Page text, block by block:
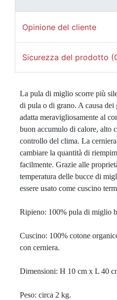
Opinione del cliente
Sicurezza del prodotto
La pula di miglio scorre più
di pula o di grano. A causa
adatta meravigliosamente al
buon accumulo di calore, alto
controllo del clima. La
cambiare la quantità di
facilmente. Grazie alle
temperatura delle bucce di
essere usato come cuscino
Ripieno: 100% pula di miglio
Cuscino: 100% cotone
con cerniera.
Dimensioni: H 10 cm x L 40
Peso: circa 2 kg.